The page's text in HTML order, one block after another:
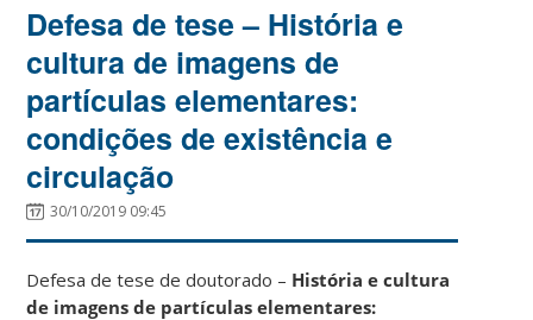
Defesa de tese – História e
cultura de imagens de
partículas elementares:
condições de existência e
circulação
30/10/2019 09:45
Defesa de tese de doutorado – História e cultura
de imagens de partículas elementares: